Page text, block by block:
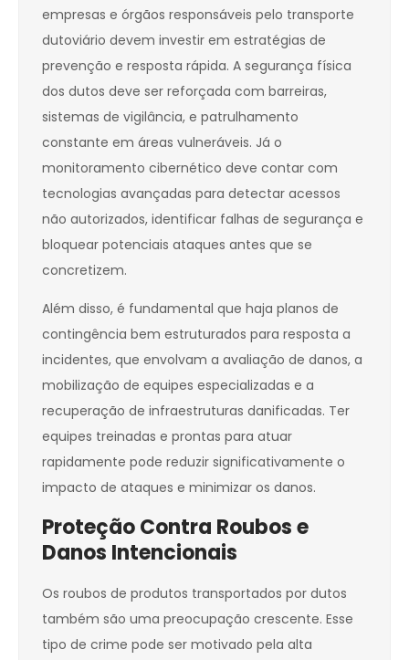
empresas e órgãos responsáveis pelo transporte
dutoviário devem investir em estratégias de
prevenção e resposta rápida. A segurança física
dos dutos deve ser reforçada com barreiras,
sistemas de vigilância, e patrulhamento
constante em áreas vulneráveis. Já o
monitoramento cibernético deve contar com
tecnologias avançadas para detectar acessos
não autorizados, identificar falhas de segurança e
bloquear potenciais ataques antes que se
concretizem.
Além disso, é fundamental que haja planos de
contingência bem estruturados para resposta a
incidentes, que envolvam a avaliação de danos, a
mobilização de equipes especializadas e a
recuperação de infraestruturas danificadas. Ter
equipes treinadas e prontas para atuar
rapidamente pode reduzir significativamente o
impacto de ataques e minimizar os danos.
Proteção Contra Roubos e
Danos Intencionais
Os roubos de produtos transportados por dutos
também são uma preocupação crescente. Esse
tipo de crime pode ser motivado pela alta